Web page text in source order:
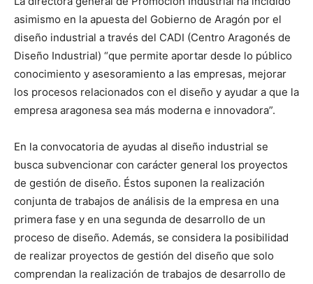
asimismo en la apuesta del Gobierno de Aragón por el
diseño industrial a través del CADI (Centro Aragonés de
Diseño Industrial) “que permite aportar desde lo público
conocimiento y asesoramiento a las empresas, mejorar
los procesos relacionados con el diseño y ayudar a que la
empresa aragonesa sea más moderna e innovadora”.
En la convocatoria de ayudas al diseño industrial se
busca subvencionar con carácter general los proyectos
de gestión de diseño. Éstos suponen la realización
conjunta de trabajos de análisis de la empresa en una
primera fase y en una segunda de desarrollo de un
proceso de diseño. Además, se considera la posibilidad
de realizar proyectos de gestión del diseño que solo
comprendan la realización de trabajos de desarrollo de